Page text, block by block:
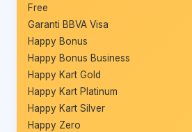
Free
Garanti BBVA Visa
Happy Bonus
Happy Bonus Business
Happy Kart Gold
Happy Kart Platinum
Happy Kart Silver
Happy Zero